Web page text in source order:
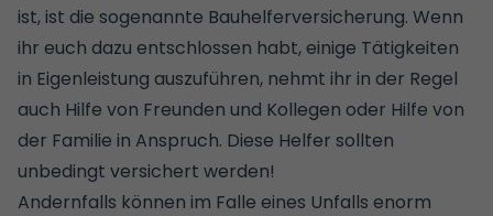
ist, ist die sogenannte Bauhelferversicherung. Wenn
ihr euch dazu entschlossen habt, einige Tätigkeiten
in Eigenleistung auszuführen, nehmt ihr in der Regel
auch Hilfe von Freunden und Kollegen oder Hilfe von
der Familie in Anspruch. Diese Helfer sollten
unbedingt versichert werden!
Andernfalls können im Falle eines Unfalls enorm